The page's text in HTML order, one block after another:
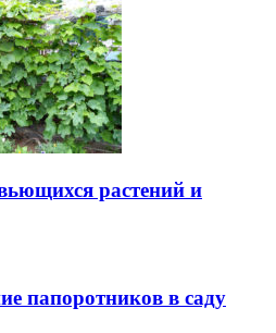
растений и
папоротников в саду